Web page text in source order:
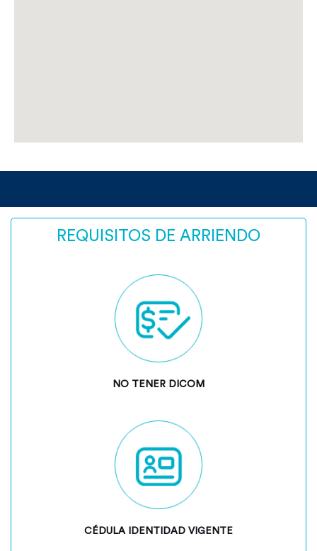
REQUISITOS DE ARRIENDO
NO TENER DICOM
CÉDULA IDENTIDAD VIGENTE